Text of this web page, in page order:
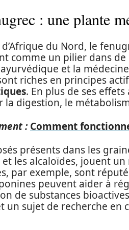
: une plante
du Nord, le
comme un pilier dans
et la
riches en principes
. En plus de ses
la digestion, le
: Comment
présents dans les
les alcaloïdes, jouent
par exemple, sont
peuvent aider à
de substances
un sujet de recherche en